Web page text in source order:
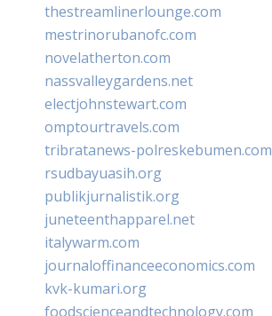
thestreamlinerlounge.com
mestrinorubanofc.com
novelatherton.com
nassvalleygardens.net
electjohnstewart.com
omptourtravels.com
tribratanews-polreskebumen.com
rsudbayuasih.org
publikjurnalistik.org
juneteenthapparel.net
italywarm.com
journaloffinanceeconomics.com
kvk-kumari.org
foodscienceandtechnology.com